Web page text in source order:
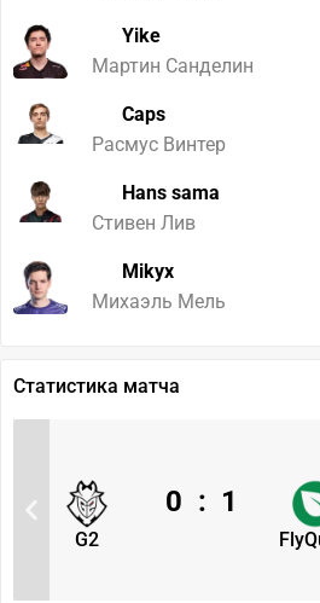
Yike
Мартин Санделин
Caps
Расмус Винтер
Hans sama
Стивен Лив
Mikyx
Михаэль Мель
Статистика матча
G2
0 : 1